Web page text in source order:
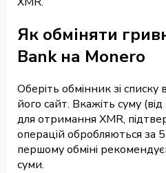
Як обміняти
Bank на Monero
Оберіть обмінник зі списку
його сайт. Вкажіть суму
для отримання XMR,
операцій обробляються за
першому обміні
суми.